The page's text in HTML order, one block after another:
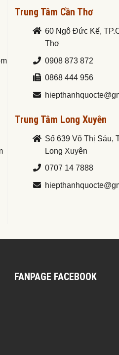
Trung Tâm Cần Thơ
60 Ngô Đức Kế,
Thơ
0908 873 872
0868 444 956
Trung Tâm Long Xuyên
Số 639 Võ Thị Sáu,
Long Xuyên
0707 14 7888
FANPAGE FACEBOOK